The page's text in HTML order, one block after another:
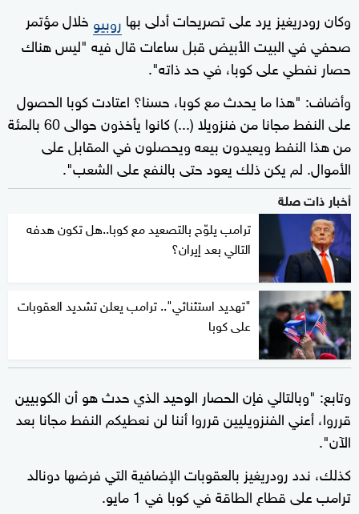
وكان رودريغيز يرد على تصريحات أدلى بها روبيو خلال مؤتمر
صحفي في البيت الأبيض قبل ساعات قال فيه "ليس هناك
حصار نفطي على كوبا، في حد ذاته".
وأضاف: "هذا ما يحدث مع كوبا، حسنا؟ اعتادت كوبا الحصول
على النفط مجانا من فنزويلا (...) كانوا يأخذون حوالى 60 بالمئة
من هذا النفط ويعيدون بيعه ويحصلون في المقابل على
الأموال. لم يكن ذلك يعود حتى بالنفع على الشعب".
أخبار ذات صلة
ترامب يلوّح بالتصعيد مع كوبا..هل تكون هدفه
التالي بعد إيران؟
"تهديد استثنائي".. ترامب يعلن تشديد العقوبات
على كوبا
وتابع: "وبالتالي فإن الحصار الوحيد الذي حدث هو أن الكوبيين
قرروا، أعني الفنزويليين قرروا أننا لن نعطيكم النفط مجانا بعد
الآن".
كذلك، ندد رودريغيز بالعقوبات الإضافية التي فرضها دونالد
ترامب على قطاع الطاقة في كوبا في 1 مايو.